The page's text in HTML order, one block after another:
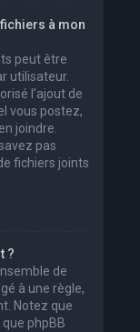
à mon
peut être
utilisateur.
l’ajout de
vous postez,
joindre.
pas
fichiers joints
?
de
à une règle,
Notez que
que phpBB